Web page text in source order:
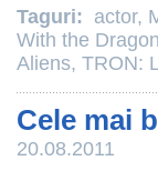
Taguri: actor,
With the
Aliens, TRON:
Cele mai
20.08.2011